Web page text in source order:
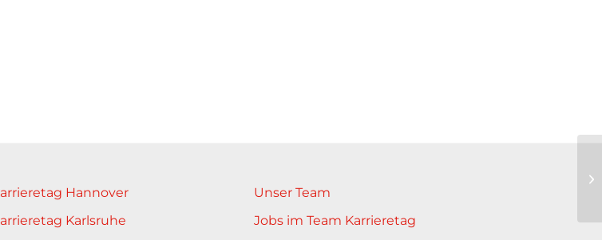
Hannover
Karlsruhe
Unser Team
Jobs im Team Karrieretag